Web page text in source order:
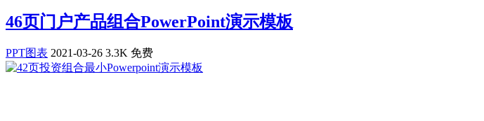
46页门户产品组合PowerPoint演示模板
PPT图表 2021-03-26 3.3K 免费